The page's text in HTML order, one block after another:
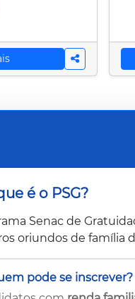
é o PSG?
Senac de
oriundos de família
pode se inscrever?